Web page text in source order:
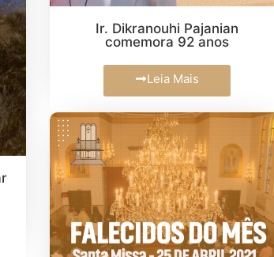
Ir. Dikranouhi Pajanian
comemora 92 anos
Leia Mais